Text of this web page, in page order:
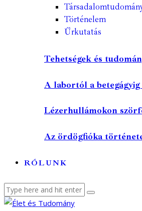
Történelem
Űrkutatás
Tehetségek és
A labortól a betegágyig
Lézerhullámokon
Az ördögfióka
RÓLUNK